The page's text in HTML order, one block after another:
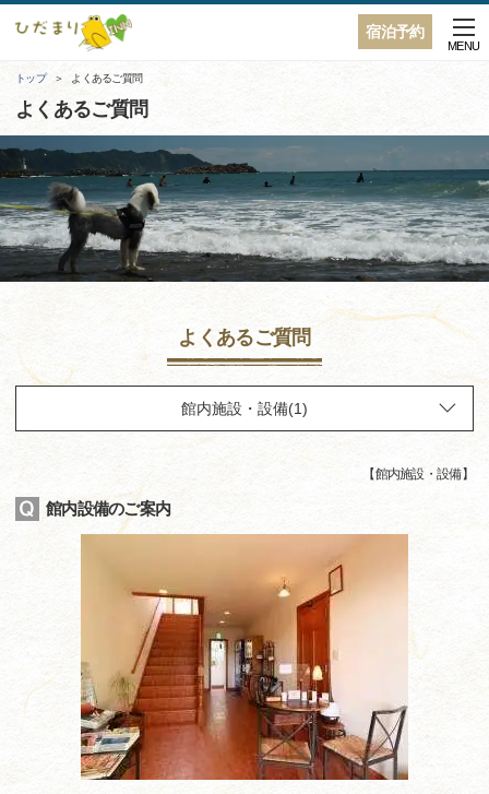
宿泊予約
MENU
トップ よくあるご質問
よくあるご質問
よくあるご質問
【館内施設・設備】
館内設備のご案内